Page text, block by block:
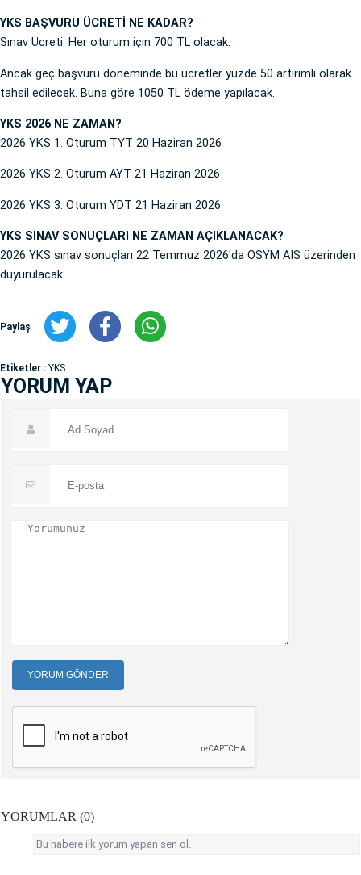
YKS BAŞVURU ÜCRETİ NE KADAR?
Sınav Ücreti: Her oturum için 700 TL olacak.
Ancak geç başvuru döneminde bu ücretler yüzde 50 artırımlı olarak
tahsil edilecek. Buna göre 1050 TL ödeme yapılacak.
YKS 2026 NE ZAMAN?
2026 YKS 1. Oturum TYT 20 Haziran 2026
2026 YKS 2. Oturum AYT 21 Haziran 2026
2026 YKS 3. Oturum YDT 21 Haziran 2026
YKS SINAV SONUÇLARI NE ZAMAN AÇIKLANACAK?
2026 YKS sınav sonuçları 22 Temmuz 2026'da ÖSYM AİS üzerinden
duyurulacak.
Paylaş
Etiketler : YKS
YORUM YAP
YORUM GÖNDER
YORUMLAR (0)
Bu habere ilk yorum yapan sen ol.